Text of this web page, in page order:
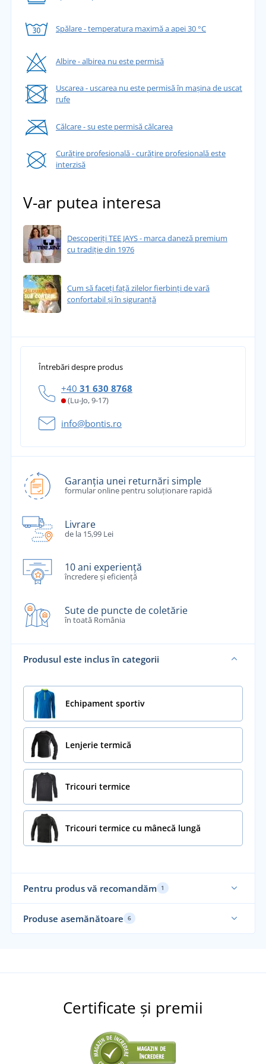
Spălare - temperatura maximă a apei 30 °C
Albire - albirea nu este permisă
Uscarea - uscarea nu este permisă în mașina de uscat
rufe
Călcare - su este permisă călcarea
Curățire profesională - curățire profesională este
interzisă
V-ar putea interesa
Descoperiți TEE JAYS - marca daneză premium
cu tradiție din 1976
Cum să faceți față zilelor fierbinți de vară
confortabil și în siguranță
Întrebări despre produs
+40 31 630 8768
(Lu-Jo, 9-17)
info@bontis.ro
Garanția unei returnări simple
formular online pentru soluționare rapidă
Livrare
de la 15,99 Lei
10 ani experiență
încredere și eficiență
Sute de puncte de coletărie
în toată România
Produsul este inclus în categorii
Echipament sportiv
Lenjerie termică
Tricouri termice
Tricouri termice cu mânecă lungă
Pentru produs vă recomandăm 1
Produse asemănătoare 6
Certificate și premii